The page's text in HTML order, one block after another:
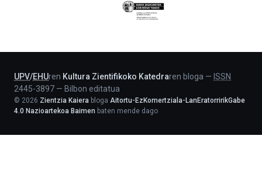
Eusko
Jaurlaritza
UPV/EHUren Kultura Zientifikoko Katedraren bloga — ISSN
2445-3897 — Bilbon editatua
© 2026 Zientzia Kaiera bloga Aitortu-EzKomertziala-LanEratorririkGabe
4.0 Nazioartekoa Baimen baten mende dago